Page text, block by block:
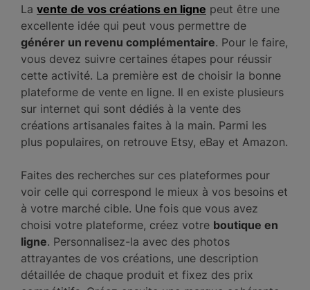
La vente de vos créations en ligne peut être une
excellente idée qui peut vous permettre de
générer un revenu complémentaire. Pour le faire,
vous devez suivre certaines étapes pour réussir
cette activité. La première est de choisir la bonne
plateforme de vente en ligne. Il en existe plusieurs
sur internet qui sont dédiés à la vente des
créations artisanales faites à la main. Parmi les
plus populaires, on retrouve Etsy, eBay et Amazon.
Faites des recherches sur ces plateformes pour
voir celle qui correspond le mieux à vos besoins et
à votre marché cible. Une fois que vous avez
choisi votre plateforme, créez votre boutique en
ligne. Personnalisez-la avec des photos
attrayantes de vos créations, une description
détaillée de chaque produit et fixez des prix